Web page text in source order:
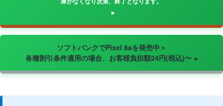
ソフトバンクでPixel 8aを発売中＞
各種割引条件適用の場合、お客様負担額24円(税込)〜